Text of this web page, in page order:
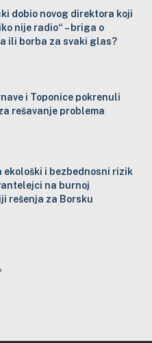
dobio novog direktora koji
nije radio“ – briga o
ili borba za svaki glas?
i Toponice pokrenuli
rešavanje problema
ekološki i bezbednosni rizik
na burnoj
rešenja za Borsku